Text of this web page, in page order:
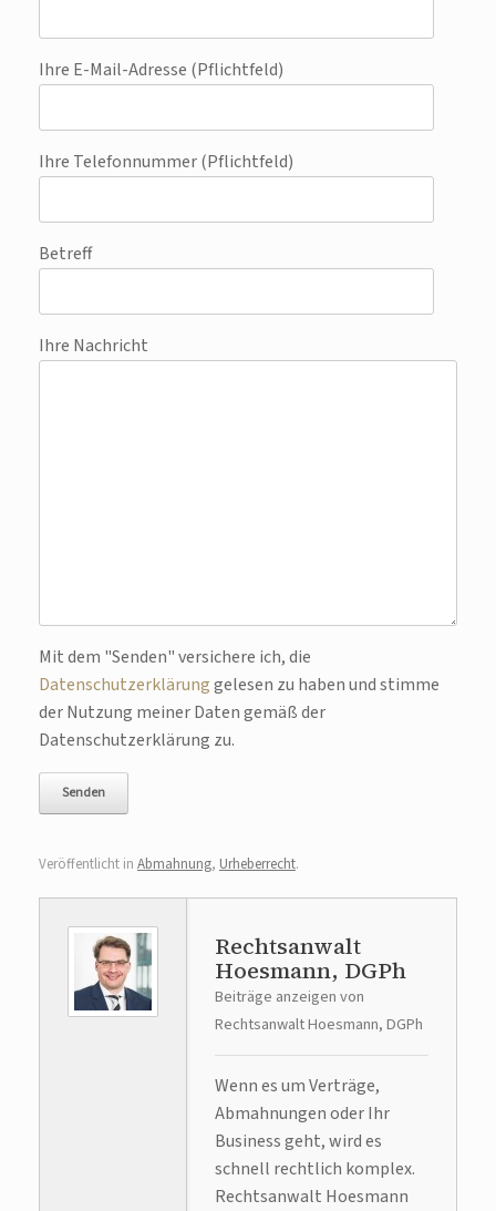
Ihre E-Mail-Adresse (Pflichtfeld)
Ihre Telefonnummer (Pflichtfeld)
Betreff
Ihre Nachricht
Bitte lasse dieses Feld leer.
Mit dem "Senden" versichere ich, die
Datenschutzerklärunggelesen zu haben und stimme
der Nutzung meiner Daten gemäß der
Datenschutzerklärung zu.
Veröffentlicht in Abmahnung, Urheberrecht.
Rechtsanwalt
Hoesmann, DGPh
Beiträge anzeigen von
Rechtsanwalt Hoesmann, DGPh
Wenn es um Verträge,
Abmahnungen oder Ihr
Business geht, wird es
schnell rechtlich komplex.
Rechtsanwalt Hoesmann